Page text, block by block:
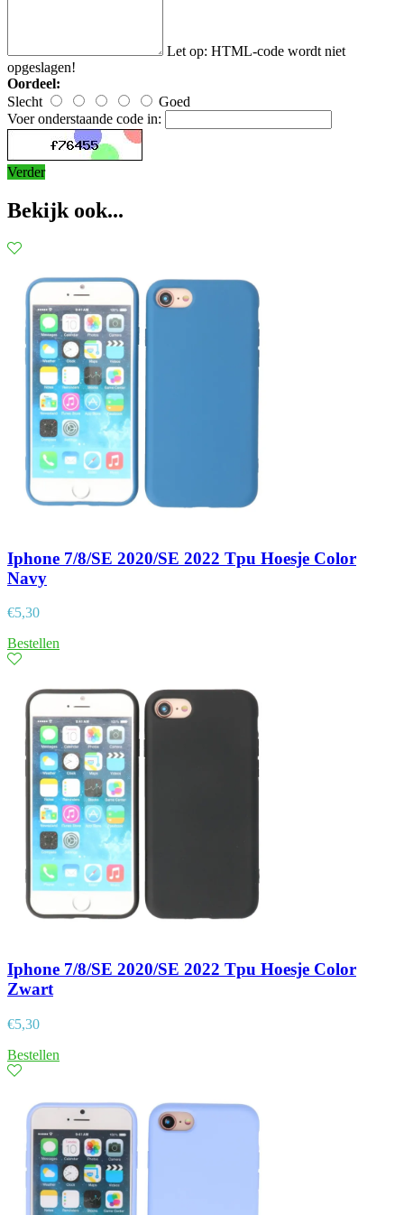
Let op: HTML-code wordt niet
opgeslagen!
Oordeel:
Slecht
Goed
Voer onderstaande code in:
Verder
Bekijk ook...
Iphone 7/8/SE 2020/SE 2022 Tpu Hoesje Color
Navy
€5,30
Bestellen
Iphone 7/8/SE 2020/SE 2022 Tpu Hoesje Color
Zwart
€5,30
Bestellen